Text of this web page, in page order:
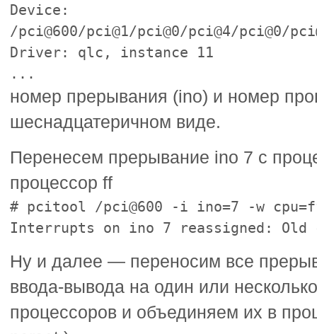
Device:
/pci@600/pci@1/pci@0/pci@4/pci@0/
Driver: qlc, instance 11
...
номер прерывания (ino) и номер
шеснадцатеричном виде.
Перенесем прерывание ino 7 с
процессор ff
# pcitool /pci@600 -i ino=7 -w
Interrupts on ino 7 reassigned: Old
Ну и далее — переносим все
ввода-вывода на один или
процессоров и объединяем их в